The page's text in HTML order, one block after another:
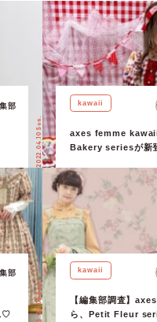
2022.04.10 Sun.
部 kawaii
axes femme
Bakery seriesが新
♡
2023.02.05 Sun.
部 kawaii
【編集部調査】
ら、Petit Fleur